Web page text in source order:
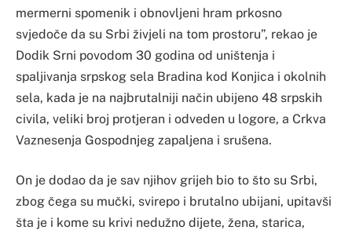
mermerni spomenik i obnovljeni hram prkosno
svjedoče da su Srbi živjeli na tom prostoru”, rekao je
Dodik Srni povodom 30 godina od uništenja i
spaljivanja srpskog sela Bradina kod Konjica i okolnih
sela, kada je na najbrutalniji način ubijeno 48 srpskih
civila, veliki broj protjeran i odveden u logore, a Crkva
Vaznesenja Gospodnjeg zapaljena i srušena.
On je dodao da je sav njihov grijeh bio to što su Srbi,
zbog čega su mučki, svirepo i brutalno ubijani, upitavši
šta je i kome su krivi nedužno dijete, žena, starica,